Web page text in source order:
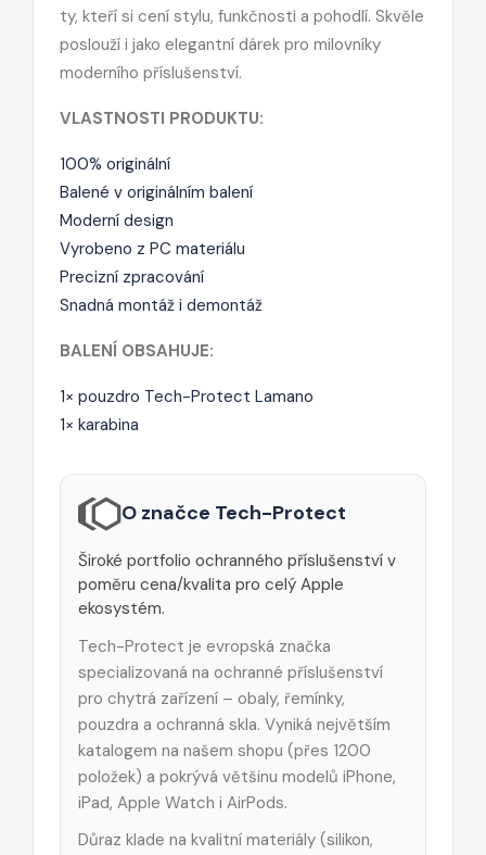
ty, kteří si cení stylu, funkčnosti a pohodlí. Skvěle
poslouží i jako elegantní dárek pro milovníky
moderního příslušenství.
VLASTNOSTI PRODUKTU:
100% originální
Balené v originálním balení
Moderní design
Vyrobeno z PC materiálu
Precizní zpracování
Snadná montáž i demontáž
BALENÍ OBSAHUJE:
1× pouzdro Tech-Protect Lamano
1× karabina
O značce Tech-Protect
Široké portfolio ochranného příslušenství v
poměru cena/kvalita pro celý Apple
ekosystém.
Tech-Protect je evropská značka
specializovaná na ochranné příslušenství
pro chytrá zařízení – obaly, řemínky,
pouzdra a ochranná skla. Vyniká největším
katalogem na našem shopu (přes 1200
položek) a pokrývá většinu modelů iPhone,
iPad, Apple Watch i AirPods.
Důraz klade na kvalitní materiály (silikon,